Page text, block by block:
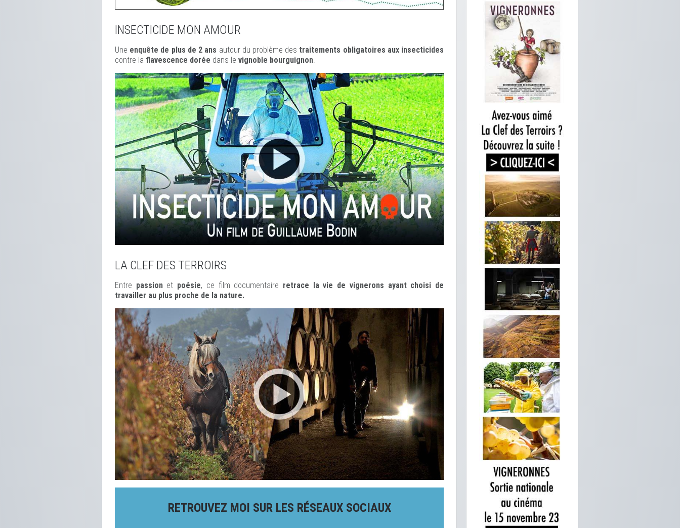
INSECTICIDE MON AMOUR
Une enquête de plus de 2 ans autour du problème des traitements obligatoires aux insecticides
contre la flavescence dorée dans le vignoble bourguignon.
LA CLEF DES TERROIRS
Entre passionet poésie, ce film documentaire retrace la vie de vignerons ayant choisi de
travailler au plus proche de la nature.
RETROUVEZ MOI SUR LES RÉSEAUX SOCIAUX